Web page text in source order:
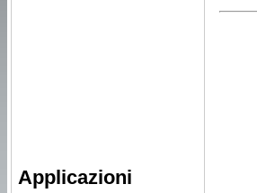
Applicazioni